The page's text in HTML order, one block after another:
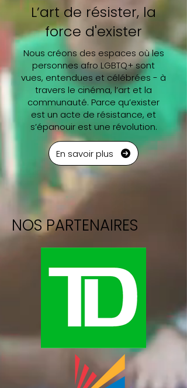
L’art de résister, la
force d'exister
Nous créons des espaces où les
personnesafro LGBTQ+sont
vues, entendues et célébrées - à
travers le cinéma, l’art et la
communauté. Parce qu’exister
est un acte de résistance, et
s’épanouir est une révolution.
En savoir plus
NOS PARTENAIRES